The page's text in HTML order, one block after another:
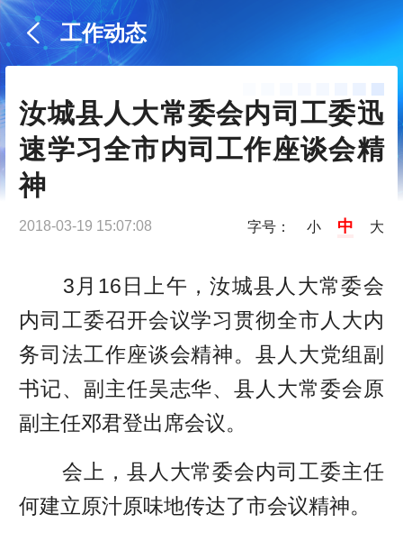
工作动态
汝城县人大常委会内司工委迅
速学习全市内司工作座谈会精
神
2018-03-19 15:07:08 字号： 小 中 大
3月16日上午，汝城县人大常委会
内司工委召开会议学习贯彻全市人大内
务司法工作座谈会精神。县人大党组副
书记、副主任吴志华、县人大常委会原
副主任邓君登出席会议。
会上，县人大常委会内司工委主任
何建立原汁原味地传达了市会议精神。